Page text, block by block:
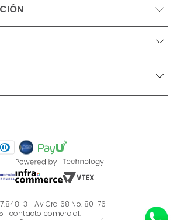
+
y restricciones para productos
y restricciones Tugó S.A.S
de muebles
+
Tugó?
3 - Av Cra 68 No. 80-76 -
| contacto comercial: